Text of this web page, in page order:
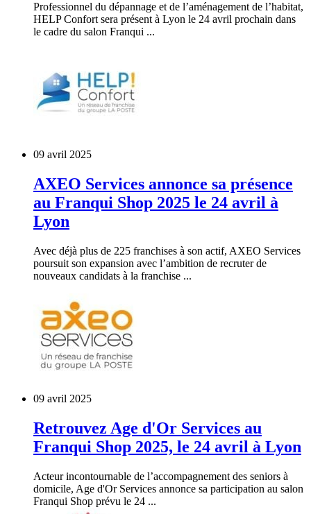
Professionnel du dépannage et de l’aménagement de l’habitat,
HELP Confort sera présent à Lyon le 24 avril prochain dans
le cadre du salon Franqui ...
09 avril 2025
AXEO Services annonce sa présence
au Franqui Shop 2025 le 24 avril à
Lyon
Avec déjà plus de 225 franchises à son actif, AXEO Services
poursuit son expansion avec l’ambition de recruter de
nouveaux candidats à la franchise ...
09 avril 2025
Retrouvez Age d'Or Services au
Franqui Shop 2025, le 24 avril à Lyon
Acteur incontournable de l’accompagnement des seniors à
domicile, Age d'Or Services annonce sa participation au salon
Franqui Shop prévu le 24 ...